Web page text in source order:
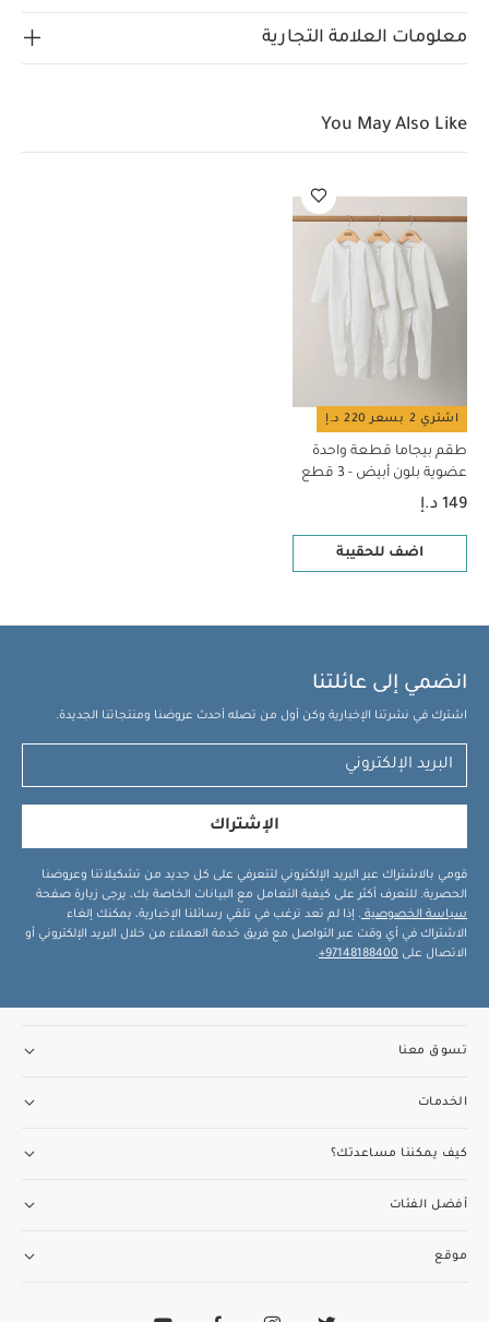
يجعلها خيارًا مثاليًا لإطلالة صغيرك في أوقات الاسترخاء أو
لسهولة وسرعة التغيير
غسل على درجة حرارة 40 درجة مئوية
المبيضات
تجفيف على درجة حرارة منخفضة
حرارة منخفضة
ممنوع التنظيف الجاف
الداكنة على حدة
كيّ على الجانب الداخلي
طقم بيجاما قطعة واحدة عضوية بلون أبيض - 3 قطع
معلومات العلامة التجارية
You May Also Like
اشتري 2 بسعر 220 د.إ
طقم بيجاما قطعة واحدة
عضوية بلون أبيض - 3 قطع
149 د.إ
اضف للحقيبة
انضمي إلى عائلتنا
اشترك في نشرتنا الإخبارية وكن أول من تصله أحدث عروضنا ومنتجاتنا الجديدة.
الإشتراك
قومي بالاشتراك عبر البريد الإلكتروني لتتعرفي على كل جديد من تشكيلاتنا وعروضنا
الحصرية. للتعرف أكثر على كيفية التعامل مع البيانات الخاصة بك، يرجى زيارة صفحة
سياسة الخصوصية . إذا لم تعد ترغب في تلقي رسائلنا الإخبارية، يمكنك إلغاء
الاشتراك في أي وقت عبر التواصل مع فريق خدمة العملاء من خلال البريد الإلكتروني أو
الاتصال على 97148188400+
.
تسوق معنا
الخدمات
كيف يمكننا مساعدتك؟
أفضل الفئات
موقع